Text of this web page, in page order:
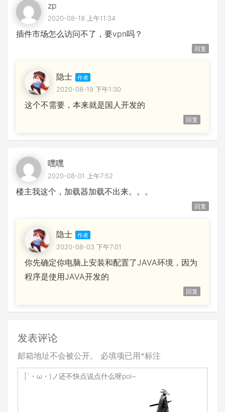
zp
2020-08-18 上午11:34
插件市场怎么访问不了，要vpn吗？
回复
隐士
2020-08-19 下午1:30
这个不需要，本来就是国人开发的
回复
嘿嘿
2020-08-01 上午7:52
楼主我这个，加载器加载不出来。。。
回复
隐士
2020-08-03 下午7:01
你先确定你电脑上安装和配置了JAVA环境，因为
程序是使用JAVA开发的
回复
发表评论
邮箱地址不会被公开。 必填项已用*标注